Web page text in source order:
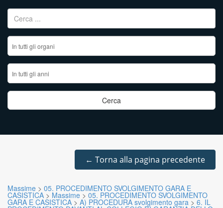
Ricerca per:
← Torna alla pagina precedente
Massime > 05. PROCEDIMENTO SVOLGIMENTO GARA E
CASISTICA > Massime > 05. PROCEDIMENTO SVOLGIMENTO
GARA E CASISTICA > A) PROCEDURA svolgimento gara > 6. IL